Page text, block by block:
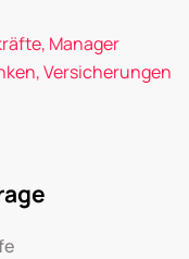
Manager
Versicherungen